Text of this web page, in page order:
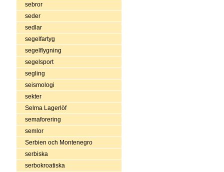
sebror
seder
sedlar
segelfartyg
segelflygning
segelsport
segling
seismologi
sekter
Selma Lagerlöf
semaforering
semlor
Serbien och Montenegro
serbiska
serbokroatiska